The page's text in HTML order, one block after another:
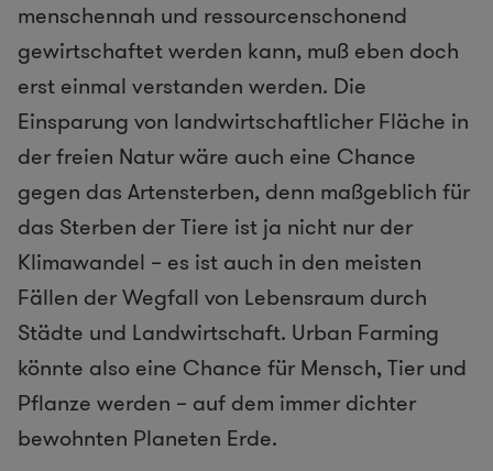
menschennah und ressourcenschonend
gewirtschaftet werden kann, muß eben doch
erst einmal verstanden werden. Die
Einsparung von landwirtschaftlicher Fläche in
der freien Natur wäre auch eine Chance
gegen das Artensterben, denn maßgeblich für
das Sterben der Tiere ist ja nicht nur der
Klimawandel – es ist auch in den meisten
Fällen der Wegfall von Lebensraum durch
Städte und Landwirtschaft. Urban Farming
könnte also eine Chance für Mensch, Tier und
Pflanze werden – auf dem immer dichter
bewohnten Planeten Erde.